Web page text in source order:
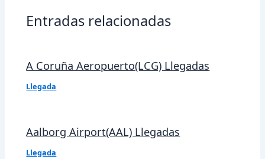
Entradas relacionadas
A Coruña Aeropuerto(LCG) Llegadas
Llegada
Aalborg Airport(AAL) Llegadas
Llegada